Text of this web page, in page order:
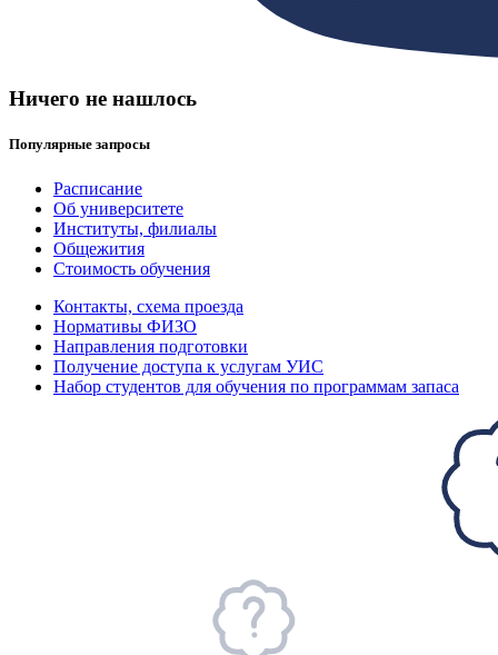
Ничего не нашлось
Популярные запросы
Расписание
Об университете
Институты, филиалы
Общежития
Стоимость обучения
Контакты, схема проезда
Нормативы ФИЗО
Направления подготовки
Получение доступа к услугам УИС
Набор студентов для обучения по программам запаса